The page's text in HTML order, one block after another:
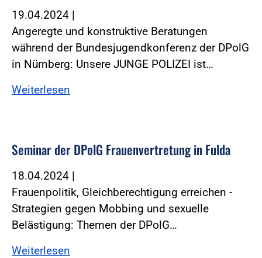
19.04.2024 |
Angeregte und konstruktive Beratungen
während der Bundesjugendkonferenz der DPolG
in Nürnberg: Unsere JUNGE POLIZEI ist…
Weiterlesen
Seminar der DPolG Frauenvertretung in Fulda
18.04.2024 |
Frauenpolitik, Gleichberechtigung erreichen -
Strategien gegen Mobbing und sexuelle
Belästigung: Themen der DPolG…
Weiterlesen